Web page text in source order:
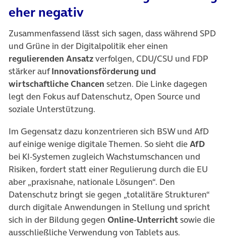
eher negativ
Zusammenfassend lässt sich sagen, dass während SPD
und Grüne in der Digitalpolitik eher einen
regulierenden Ansatzverfolgen, CDU/CSU und FDP
stärker aufInnovationsförderung und
wirtschaftliche Chancen setzen. Die Linke dagegen
legt den Fokus auf Datenschutz, Open Source und
soziale Unterstützung.
Im Gegensatz dazu konzentrieren sich BSW und AfD
auf einige wenige digitale Themen. So sieht dieAfD
bei KI-Systemen zugleich Wachstumschancen und
Risiken, fordert statt einer Regulierung durch die EU
aber „praxisnahe, nationale Lösungen“. Den
Datenschutz bringt sie gegen „totalitäre Strukturen“
durch digitale Anwendungen in Stellung und spricht
sich in der Bildung gegen Online-Unterrichtsowie die
ausschließliche Verwendung von Tablets aus.